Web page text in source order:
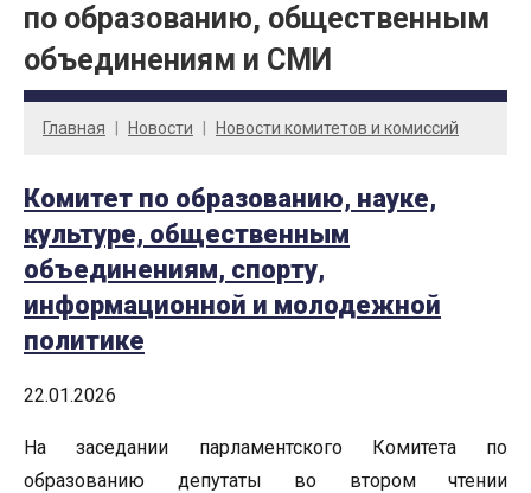
по образованию, общественным
объединениям и СМИ
Главная Новости Новости комитетов и комиссий
Комитет по образованию, науке,
культуре, общественным
объединениям, спорту,
информационной и молодежной
политике
22.01.2026
На заседании парламентского Комитета по
образованию депутаты во втором чтении